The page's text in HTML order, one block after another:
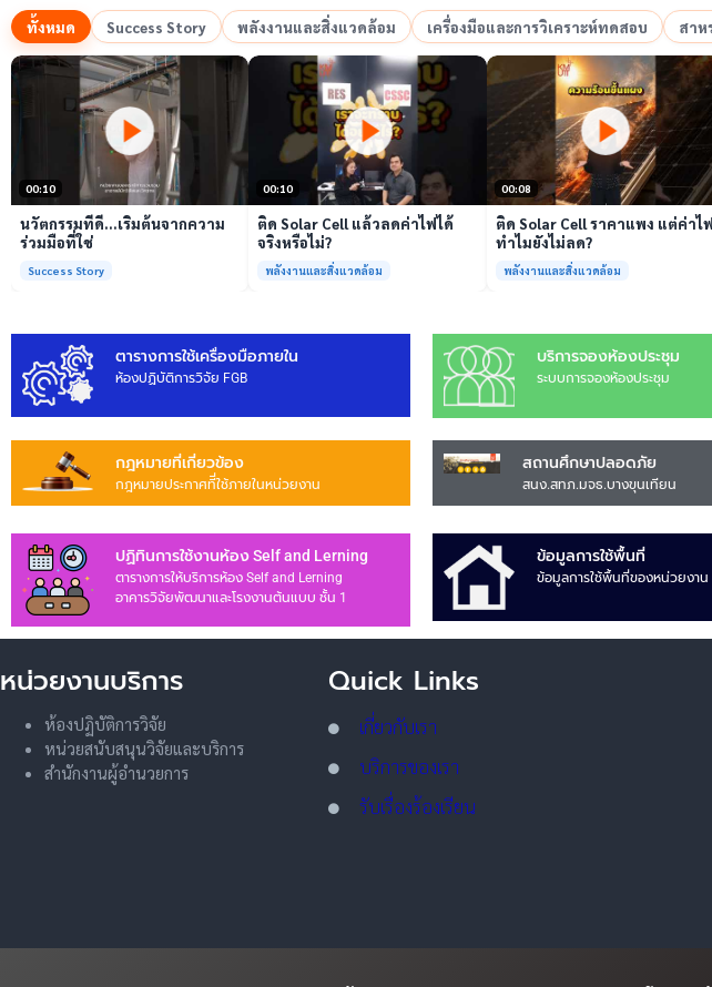
ทั้งหมด Success Story พลังงานและสิ่งแวดล้อม เครื่องมือและการวิเคราะห์ทดสอบ สาห
เล่นวิดีโอ
00:10
นวัตกรรมที่ดี…เริ่มต้นจากความ
ร่วมมือที่ใช่
Success Story
เล่นวิดีโอ
00:10
ติด Solar Cell แล้วลดค่าไฟได้
จริงหรือไม่?
พลังงานและสิ่งแวดล้อม
เล่นวิดีโอ
00:08
ติด Solar Cell ราคาแพง แต่ค่าไฟ
ทำไมยังไม่ลด?
พลังงานและสิ่งแวดล้อม
ตารางการใช้เครื่องมือภายใน
ห้องปฏิบัติการวิจัย FGB
บริการจองห้องประชุม
ระบบการจองห้องประชุม
กฎหมายที่เกี่ยวข้อง
กฎหมายประกาศทีี่ใช้ภายในหน่วยงาน
สถานศึกษาปลอดภัย
สนง.สทภ.มจธ.บางขุนเทียน
ปฏิทินการใช้งานห้อง Self and Lerning
ตารางการให้บริการห้อง Self and Lerning
อาคารวิจัยพัฒนาและโรงงานต้นแบบ ชั้น 1
ข้อมูลการใช้พื้นที่
ข้อมูลการใช้พื้นที่ของหน่วยงาน
หน่วยงานบริการ
ห้องปฏิบัติการวิจัย
หน่วยสนับสนุนวิจัยและบริการ
สำนักงานผู้อำนวยการ
Quick Links
เกี่ยวกับเรา
บริการของเรา
รับเรื่องร้องเรียน